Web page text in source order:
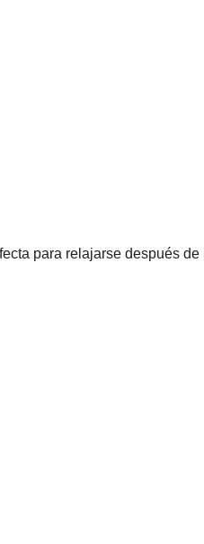
para relajarse después de